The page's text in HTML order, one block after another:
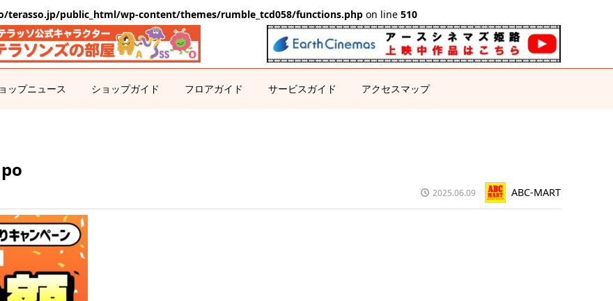
terasso.jp/public_html/wp-content/themes/rumble_tcd058/functions.php on line 510
ップニュース ショップガイド フロアガイド サービスガイド アクセスマップ
2025.06.09 ABC-MART